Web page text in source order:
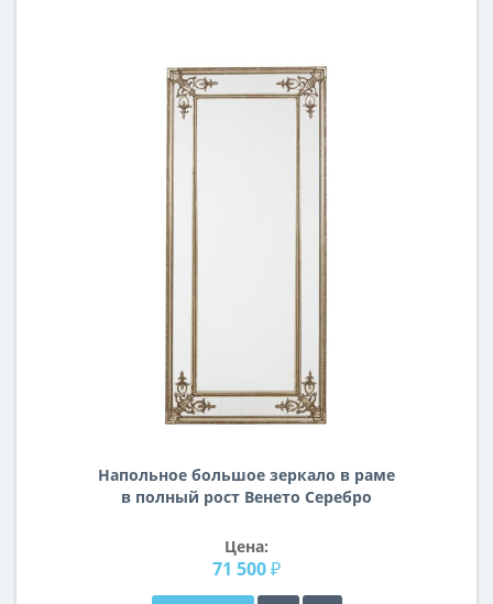
Напольное большое зеркало в раме
в полный рост Венето Серебро
Цена:
71 500 ₽